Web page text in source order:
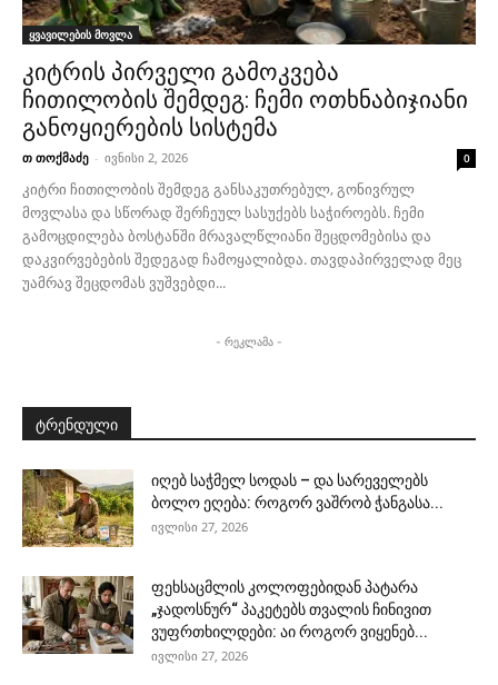
ყვავილების მოვლა
კიტრის პირველი გამოკვება
ჩითილობის შემდეგ: ჩემი ოთხნაბიჯიანი
განოყიერების სისტემა
თ თოქმაძე - ივნისი 2, 2026 0
კიტრი ჩითილობის შემდეგ განსაკუთრებულ, გონივრულ
მოვლასა და სწორად შერჩეულ სასუქებს საჭიროებს. ჩემი
გამოცდილება ბოსტანში მრავალწლიანი შეცდომებისა და
დაკვირვებების შედეგად ჩამოყალიბდა. თავდაპირველად მეც
უამრავ შეცდომას ვუშვებდი...
- რეკლამა -
ტრენდული
იღებ საჭმელ სოდას – და სარეველებს
ბოლო ეღება: როგორ ვაშრობ ჭანგასა...
ივლისი 27, 2026
ფეხსაცმლის კოლოფებიდან პატარა
„ჯადოსნურ“ პაკეტებს თვალის ჩინივით
ვუფრთხილდები: აი როგორ ვიყენებ...
ივლისი 27, 2026